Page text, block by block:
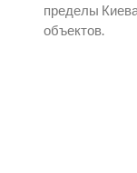
пределы
объектов.